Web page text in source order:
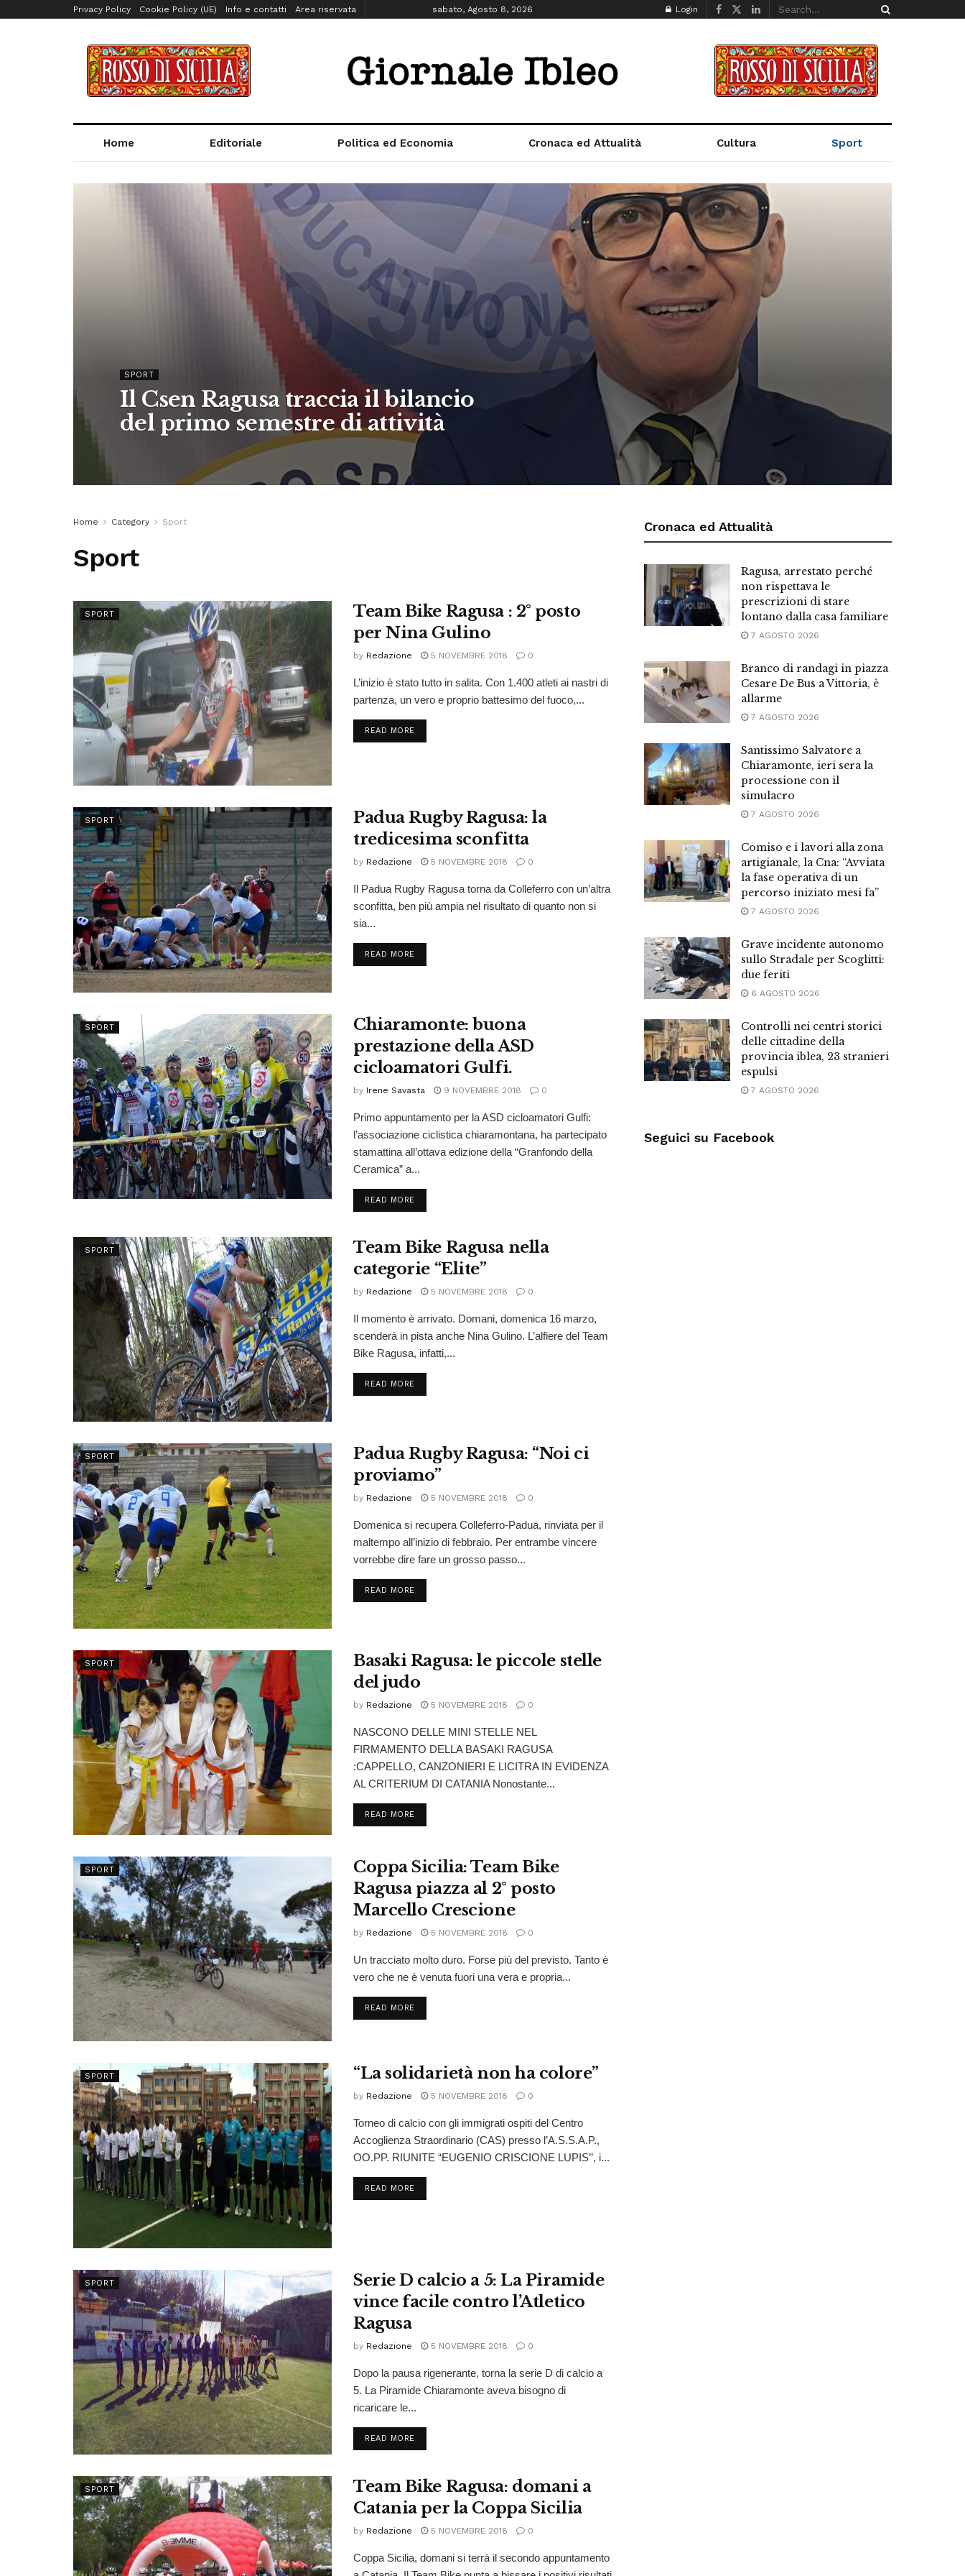
Privacy Policy Cookie Policy (UE) Info e contatti Area riservata sabato, Agosto 8, 2026 Login
Home Editoriale Politica ed Economia Cronaca ed Attualità Cultura Sport
SPORT
Il Csen Ragusa traccia il bilancio
del primo semestre di attività
Home Category Sport
Sport
SPORT
Team Bike Ragusa : 2° posto
per Nina Gulino
by Redazione 5 NOVEMBRE 2018 0
L’inizio è stato tutto in salita. Con 1.400 atleti ai nastri di
partenza, un vero e proprio battesimo del fuoco,...
READ MORE
SPORT
Padua Rugby Ragusa: la
tredicesima sconfitta
by Redazione 5 NOVEMBRE 2018 0
Il Padua Rugby Ragusa torna da Colleferro con un’altra
sconfitta, ben più ampia nel risultato di quanto non si
sia...
READ MORE
SPORT
Chiaramonte: buona
prestazione della ASD
cicloamatori Gulfi.
by Irene Savasta 9 NOVEMBRE 2018 0
Primo appuntamento per la ASD cicloamatori Gulfi:
l’associazione ciclistica chiaramontana, ha partecipato
stamattina all’ottava edizione della “Granfondo della
Ceramica” a...
READ MORE
SPORT
Team Bike Ragusa nella
categorie “Elite”
by Redazione 5 NOVEMBRE 2018 0
Il momento è arrivato. Domani, domenica 16 marzo,
scenderà in pista anche Nina Gulino. L’alfiere del Team
Bike Ragusa, infatti,...
READ MORE
SPORT
Padua Rugby Ragusa: “Noi ci
proviamo”
by Redazione 5 NOVEMBRE 2018 0
Domenica si recupera Colleferro-Padua, rinviata per il
maltempo all’inizio di febbraio. Per entrambe vincere
vorrebbe dire fare un grosso passo...
READ MORE
SPORT
Basaki Ragusa: le piccole stelle
del judo
by Redazione 5 NOVEMBRE 2018 0
NASCONO DELLE MINI STELLE NEL
FIRMAMENTO DELLA BASAKI RAGUSA
:CAPPELLO, CANZONIERI E LICITRA IN EVIDENZA
AL CRITERIUM DI CATANIA Nonostante...
READ MORE
SPORT
Coppa Sicilia: Team Bike
Ragusa piazza al 2° posto
Marcello Crescione
by Redazione 5 NOVEMBRE 2018 0
Un tracciato molto duro. Forse più del previsto. Tanto è
vero che ne è venuta fuori una vera e propria...
READ MORE
SPORT “La solidarietà non ha colore”
by Redazione 5 NOVEMBRE 2018 0
Torneo di calcio con gli immigrati ospiti del Centro
Accoglienza Straordinario (CAS) presso l’A.S.S.A.P.,
OO.PP. RIUNITE “EUGENIO CRISCIONE LUPIS’’, i...
READ MORE
SPORT
Serie D calcio a 5: La Piramide
vince facile contro l’Atletico
Ragusa
by Redazione 5 NOVEMBRE 2018 0
Dopo la pausa rigenerante, torna la serie D di calcio a
5. La Piramide Chiaramonte aveva bisogno di
ricaricare le...
READ MORE
SPORT
Team Bike Ragusa: domani a
Catania per la Coppa Sicilia
by Redazione 5 NOVEMBRE 2018 0
Coppa Sicilia, domani si terrà il secondo appuntamento
Cronaca ed Attualità
Ragusa, arrestato perché
non rispettava le
prescrizioni di stare
lontano dalla casa familiare
7 AGOSTO 2026
Branco di randagi in piazza
Cesare De Bus a Vittoria, è
allarme
7 AGOSTO 2026
Santissimo Salvatore a
Chiaramonte, ieri sera la
processione con il
simulacro
7 AGOSTO 2026
Comiso e i lavori alla zona
artigianale, la Cna: “Avviata
la fase operativa di un
percorso iniziato mesi fa”
7 AGOSTO 2026
Grave incidente autonomo
sullo Stradale per Scoglitti:
due feriti
6 AGOSTO 2026
Controlli nei centri storici
delle cittadine della
provincia iblea, 23 stranieri
espulsi
7 AGOSTO 2026
Seguici su Facebook